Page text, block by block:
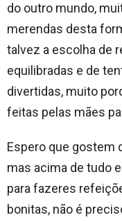
do outro mundo,
merendas desta
talvez a escolha de
equilibradas e de
divertidas, muito
feitas pelas mães
Espero que gostem
mas acima de tudo
para fazeres
bonitas, não é